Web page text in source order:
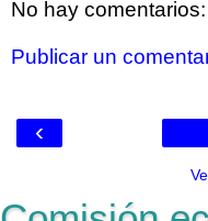
No hay comentarios:
Publicar un
‹